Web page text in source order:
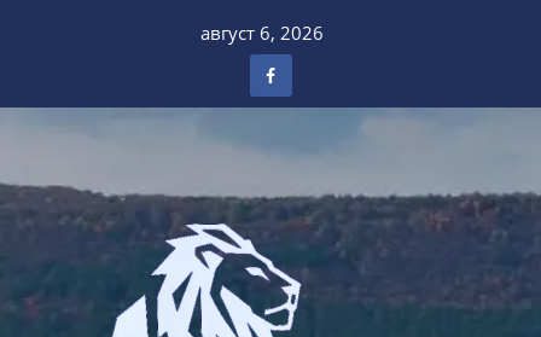
август 6, 2026